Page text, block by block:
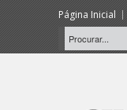
Página Inicial